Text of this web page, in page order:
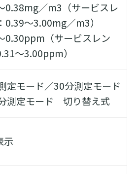
0.38mg／m3 （サービスレ
0.39～3.00mg／m3）
0.30ppm（サービスレン
～3.00ppm）
定モード／30分測定モード
測定モード 切り替え式
示